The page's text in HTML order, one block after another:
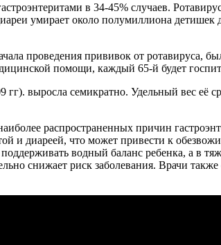
в 34-45% случаев.
умирает около полумиллиона
проведения прививок от ротавируса,
помощи, каждый 65-й будет
гг). выросла семикратно. Удельный вес
распространенных причин
и диареей, что может привести к
водный баланс ребенка, а в
снижает риск заболевания. Врачи